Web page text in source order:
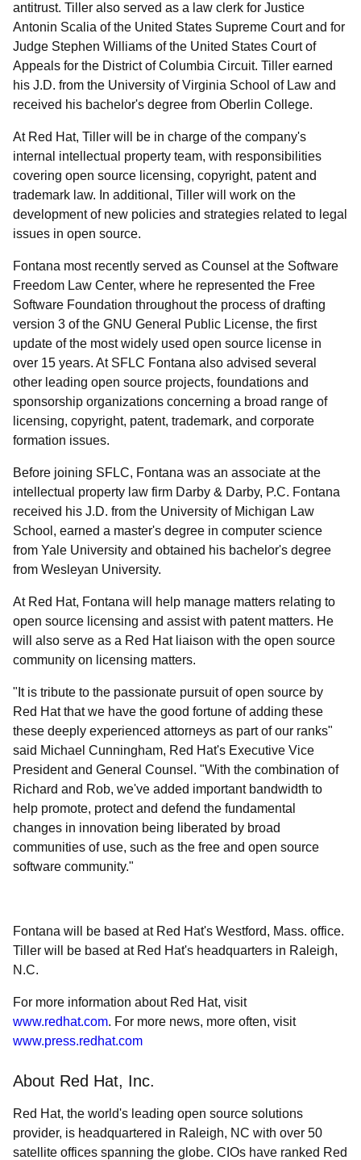
antitrust. Tiller also served as a law clerk for Justice
Antonin Scalia of the United States Supreme Court and for
Judge Stephen Williams of the United States Court of
Appeals for the District of Columbia Circuit. Tiller earned
his J.D. from the University of Virginia School of Law and
received his bachelor's degree from Oberlin College.
At Red Hat, Tiller will be in charge of the company's
internal intellectual property team, with responsibilities
covering open source licensing, copyright, patent and
trademark law. In additional, Tiller will work on the
development of new policies and strategies related to legal
issues in open source.
Fontana most recently served as Counsel at the Software
Freedom Law Center, where he represented the Free
Software Foundation throughout the process of drafting
version 3 of the GNU General Public License, the first
update of the most widely used open source license in
over 15 years. At SFLC Fontana also advised several
other leading open source projects, foundations and
sponsorship organizations concerning a broad range of
licensing, copyright, patent, trademark, and corporate
formation issues.
Before joining SFLC, Fontana was an associate at the
intellectual property law firm Darby & Darby, P.C. Fontana
received his J.D. from the University of Michigan Law
School, earned a master's degree in computer science
from Yale University and obtained his bachelor's degree
from Wesleyan University.
At Red Hat, Fontana will help manage matters relating to
open source licensing and assist with patent matters. He
will also serve as a Red Hat liaison with the open source
community on licensing matters.
"It is tribute to the passionate pursuit of open source by
Red Hat that we have the good fortune of adding these
these deeply experienced attorneys as part of our ranks"
said Michael Cunningham, Red Hat's Executive Vice
President and General Counsel. "With the combination of
Richard and Rob, we've added important bandwidth to
help promote, protect and defend the fundamental
changes in innovation being liberated by broad
communities of use, such as the free and open source
software community."
Fontana will be based at Red Hat's Westford, Mass. office.
Tiller will be based at Red Hat's headquarters in Raleigh,
N.C.
For more information about Red Hat, visit
www.redhat.com. For more news, more often, visit
www.press.redhat.com
About Red Hat, Inc.
Red Hat, the world's leading open source solutions
provider, is headquartered in Raleigh, NC with over 50
satellite offices spanning the globe. CIOs have ranked Red